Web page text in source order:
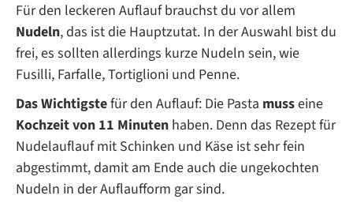
Für den leckeren Auflauf brauchst du vor allem
Nudeln, das ist die Hauptzutat. In der Auswahl bist du
frei, es sollten allerdings kurze Nudeln sein, wie
Fusilli, Farfalle, Tortiglioni und Penne.
Das Wichtigstefür den Auflauf: Die Pasta musseine
Kochzeit von 11 Minuten haben. Denn das Rezept für
Nudelauflauf mit Schinken und Käse ist sehr fein
abgestimmt, damit am Ende auch die ungekochten
Nudeln in der Auflaufform gar sind.